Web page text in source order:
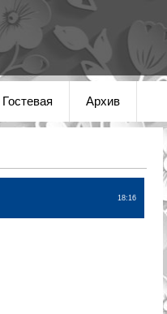
Гостевая Архив
18:16